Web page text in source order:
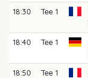
18:30 Tee 1
18:40 Tee 1
18:50 Tee 1